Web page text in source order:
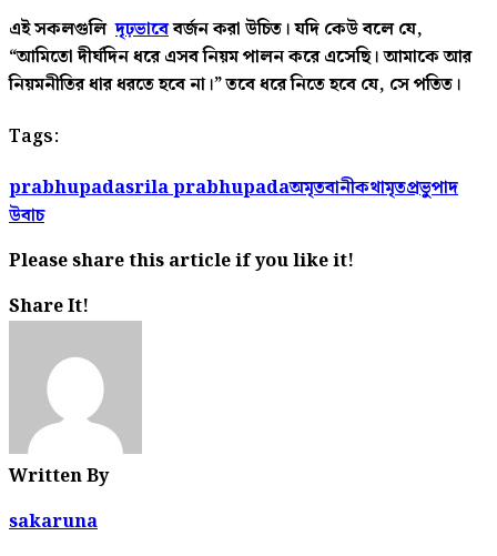
এই সকলগুলি ‍দৃঢ়ভাবেবর্জন করা উচিত। যদি কেউ বলে যে,
“আমিতো দীর্ঘদিন ধরে এসব নিয়ম পালন করে এসেছি। আমাকে আর
নিয়মনীতির ধার ধরতে হবে না।” তবে ধরে নিতে হবে যে, সে পতিত।
Tags:
prabhupadasrila prabhupadaঅমৃতবানীকথামৃতপ্রভুপাদ
উবাচ
Please share this article if you like it!
Share It!
Written By
sakaruna